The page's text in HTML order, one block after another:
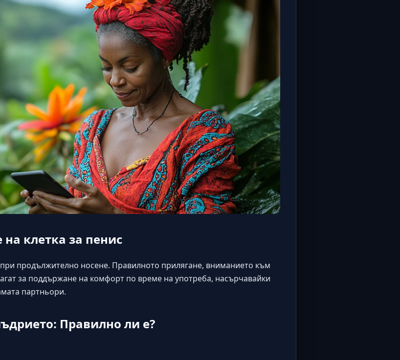
клетка за пенис
продължително носене. Правилното прилягане, вниманието към
за поддържане на комфорт по време на употреба, насърчавайки
партньори.
Правилно ли е?